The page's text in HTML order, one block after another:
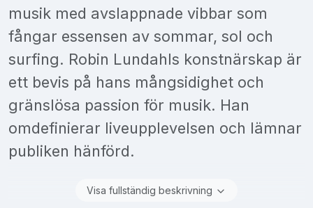
musik med avslappnade vibbar som
fångar essensen av sommar, sol och
surfing. Robin Lundahls konstnärskap är
ett bevis på hans mångsidighet och
gränslösa passion för musik. Han
omdefinierar liveupplevelsen och lämnar
publiken hänförd.
Visa fullständig beskrivning